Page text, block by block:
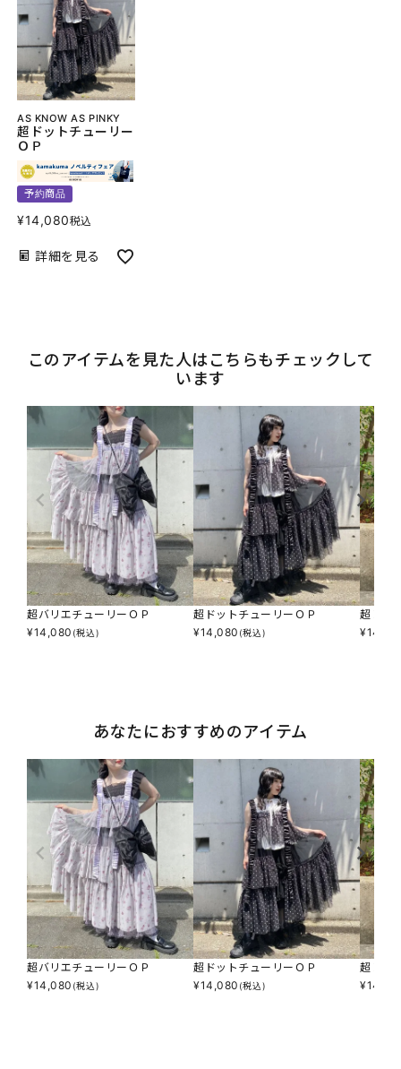
AS KNOW AS PINKY
超ドットチューリー
ＯＰ
予約商品
¥14,080税込
詳細を見る
このアイテムを見た人はこちらもチェックして
います
超バリエチューリーＯＰ
¥14,080 (税込)
超ドットチューリーＯＰ
¥14,080 (税込)
超レオ
¥
あなたにおすすめのアイテム
超バリエチューリーＯＰ
¥14,080 (税込)
超ドットチューリーＯＰ
¥14,080 (税込)
超レオ
¥